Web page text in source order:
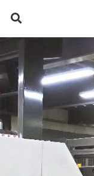
內
容